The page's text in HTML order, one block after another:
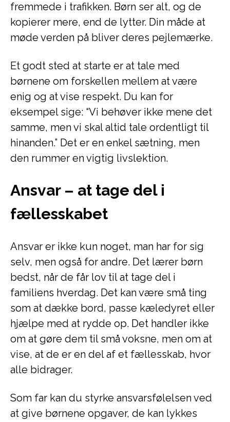
fremmede i trafikken. Børn ser alt, og de
kopierer mere, end de lytter. Din måde at
møde verden på bliver deres pejlemærke.
Et godt sted at starte er at tale med
børnene om forskellen mellem at være
enig og at vise respekt. Du kan for
eksempel sige: “Vi behøver ikke mene det
samme, men vi skal altid tale ordentligt til
hinanden.” Det er en enkel sætning, men
den rummer en vigtig livslektion.
Ansvar – at tage del i
fællesskabet
Ansvar er ikke kun noget, man har for sig
selv, men også for andre. Det lærer børn
bedst, når de får lov til at tage del i
familiens hverdag. Det kan være små ting
som at dække bord, passe kæledyret eller
hjælpe med at rydde op. Det handler ikke
om at gøre dem til små voksne, men om at
vise, at de er en del af et fællesskab, hvor
alle bidrager.
Som far kan du styrke ansvarsfølelsen ved
at give børnene opgaver, de kan lykkes